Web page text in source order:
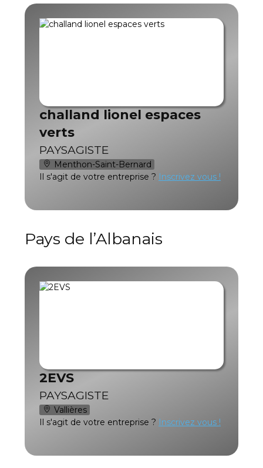
challand lionel espaces
verts
PAYSAGISTE
Menthon-Saint-Bernard
Il s'agit de votre entreprise ? Inscrivez vous !
Pays de l’Albanais
2EVS
PAYSAGISTE
Vallières
Il s'agit de votre entreprise ? Inscrivez vous !